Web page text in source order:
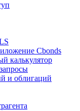
Cbonds
калькулятор
и облигаций